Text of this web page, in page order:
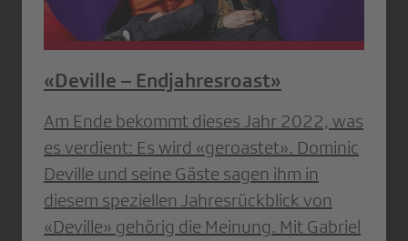
«Deville – Endjahresroast»
Am Ende bekommt dieses Jahr 2022, was
es verdient: Es wird «geroastet». Dominic
Deville und seine Gäste sagen ihm in
diesem speziellen Jahresrückblick von
«Deville» gehörig die Meinung. Mit Gabriel